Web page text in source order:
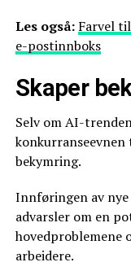
Les også: Farvel
e-postinnboks
Skaper
Selv om AI-
bekymring.
Innføringen av
advarsler om en
hovedproblemene
arbeidere.